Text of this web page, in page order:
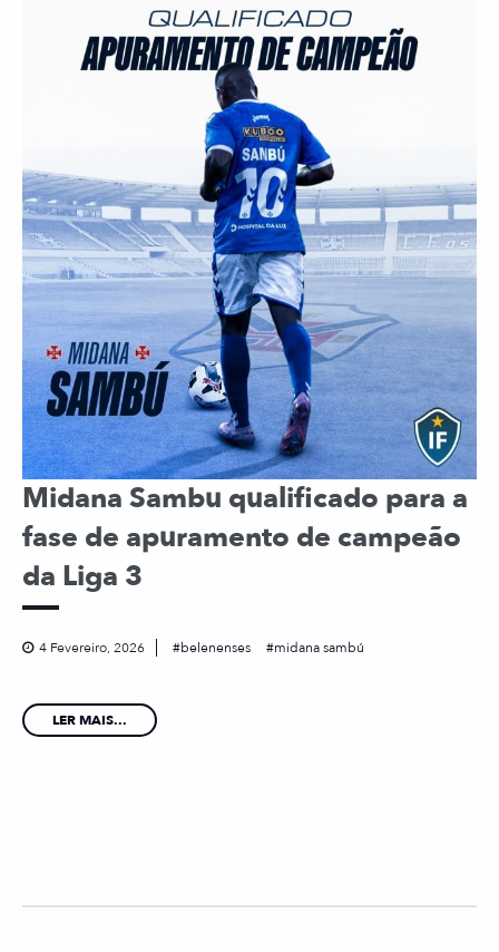
Midana Sambu qualificado para a
fase de apuramento de campeão
da Liga 3
4 Fevereiro, 2026 belenenses midana sambú
LER MAIS...